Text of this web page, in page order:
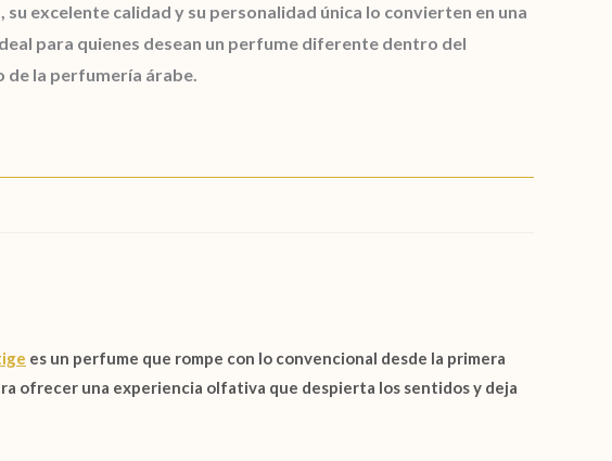
su excelente calidad y su personalidad única lo convierten en una
para quienes desean un perfume diferente dentro del
de la perfumería árabe.
es un perfume que rompe con lo convencional desde la primera
ofrecer una experiencia olfativa que despierta los sentidos y deja